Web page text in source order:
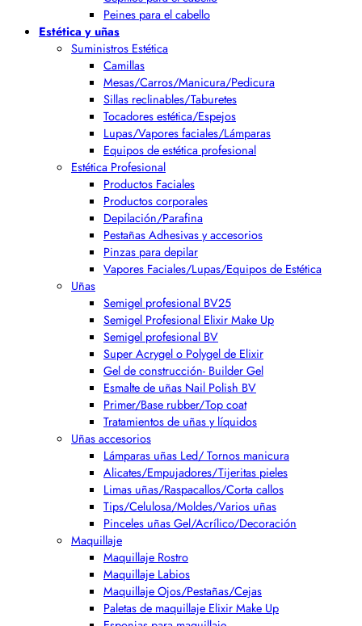
Peines para el cabello
Estética y uñas
Suministros Estética
Camillas
Mesas/Carros/Manicura/Pedicura
Sillas reclinables/Taburetes
Tocadores estética/Espejos
Lupas/Vapores faciales/Lámparas
Equipos de estética profesional
Estética Profesional
Productos Faciales
Productos corporales
Depilación/Parafina
Pestañas Adhesivas y accesorios
Pinzas para depilar
Vapores Faciales/Lupas/Equipos de Estética
Uñas
Semigel profesional BV25
Semigel Profesional Elixir Make Up
Semigel profesional BV
Super Acrygel o Polygel de Elixir
Gel de construcción- Builder Gel
Esmalte de uñas Nail Polish BV
Primer/Base rubber/Top coat
Tratamientos de uñas y líquidos
Uñas accesorios
Lámparas uñas Led/ Tornos manicura
Alicates/Empujadores/Tijeritas pieles
Limas uñas/Raspacallos/Corta callos
Tips/Celulosa/Moldes/Varios uñas
Pinceles uñas Gel/Acrílico/Decoración
Maquillaje
Maquillaje Rostro
Maquillaje Labios
Maquillaje Ojos/Pestañas/Cejas
Paletas de maquillaje Elixir Make Up